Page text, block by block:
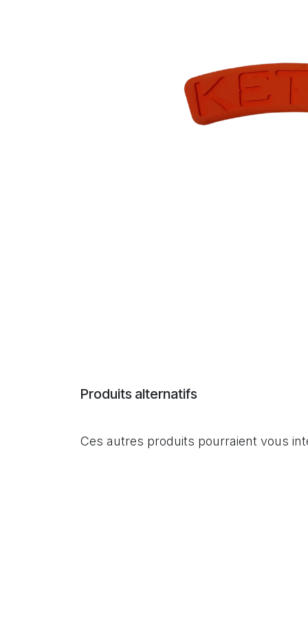
Produits alternatifs
Ces autres produits pourraient vous